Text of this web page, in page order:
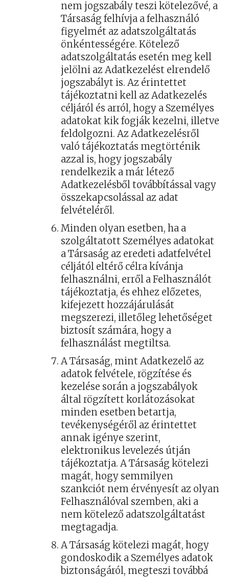
nem jogszabály teszi kötelezővé, a
Társaság felhívja a felhasználó
figyelmét az adatszolgáltatás
önkéntességére. Kötelező
adatszolgáltatás esetén meg kell
jelölni az Adatkezelést elrendelő
jogszabályt is. Az érintettet
tájékoztatni kell az Adatkezelés
céljáról és arról, hogy a Személyes
adatokat kik fogják kezelni, illetve
feldolgozni. Az Adatkezelésről
való tájékoztatás megtörténik
azzal is, hogy jogszabály
rendelkezik a már létező
Adatkezelésből továbbítással vagy
összekapcsolással az adat
felvételéről.
Minden olyan esetben, ha a
szolgáltatott Személyes adatokat
a Társaság az eredeti adatfelvétel
céljától eltérő célra kívánja
felhasználni, erről a Felhasználót
tájékoztatja, és ehhez előzetes,
kifejezett hozzájárulását
megszerezi, illetőleg lehetőséget
biztosít számára, hogy a
felhasználást megtiltsa.
A Társaság, mint Adatkezelő az
adatok felvétele, rögzítése és
kezelése során a jogszabályok
által rögzített korlátozásokat
minden esetben betartja,
tevékenységéről az érintettet
annak igénye szerint,
elektronikus levelezés útján
tájékoztatja. A Társaság kötelezi
magát, hogy semmilyen
szankciót nem érvényesít az olyan
Felhasználóval szemben, aki a
nem kötelező adatszolgáltatást
megtagadja.
A Társaság kötelezi magát, hogy
gondoskodik a Személyes adatok
biztonságáról, megteszi továbbá